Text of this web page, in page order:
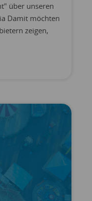
über unseren
Damit möchten
zeigen,